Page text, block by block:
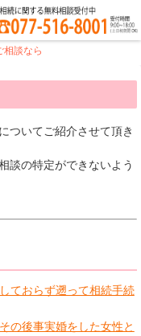
相談なら
ついてご紹介させて頂き
談の特定ができないよう
ておらず遡って相続手続
の後事実婚をした女性と